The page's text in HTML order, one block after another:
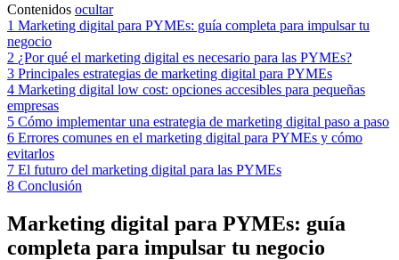
Contenidos ocultar
1 Marketing digital para PYMEs: guía completa para impulsar tu
negocio
2 ¿Por qué el marketing digital es necesario para las PYMEs?
3 Principales estrategias de marketing digital para PYMEs
4 Marketing digital low cost: opciones accesibles para pequeñas
empresas
5 Cómo implementar una estrategia de marketing digital paso a paso
6 Errores comunes en el marketing digital para PYMEs y cómo
evitarlos
7 El futuro del marketing digital para las PYMEs
8 Conclusión
Marketing digital para PYMEs: guía
completa para impulsar tu negocio